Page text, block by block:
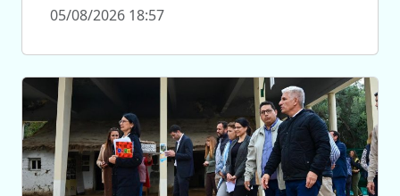
05/08/2026 18:57